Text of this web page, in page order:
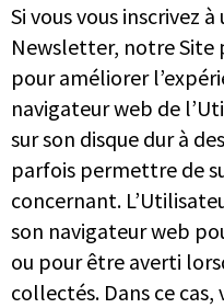
Si vous vous inscrivez
Newsletter, notre Site
pour améliorer
navigateur web de
sur son disque dur à
parfois permettre de
concernant.
son navigateur web
ou pour être averti
collectés. Dans ce